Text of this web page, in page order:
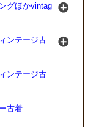
グほかvintag
ンテージ古
ンテージ古
古着